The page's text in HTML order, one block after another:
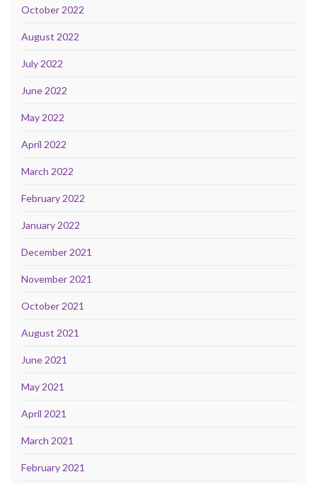
October 2022
August 2022
July 2022
June 2022
May 2022
April 2022
March 2022
February 2022
January 2022
December 2021
November 2021
October 2021
August 2021
June 2021
May 2021
April 2021
March 2021
February 2021